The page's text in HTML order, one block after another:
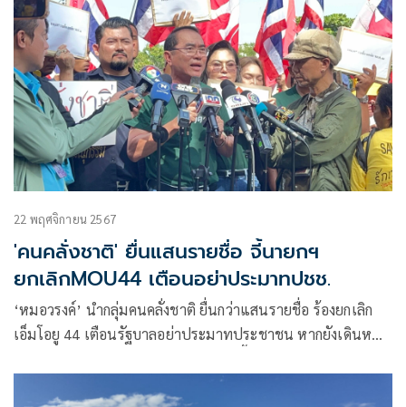
ใคร่ไปมาหาสู่กันไม่ได้
22 พฤศจิกายน 2567
'คนคลั่งชาติ' ยื่นแสนรายชื่อ จี้นายกฯ
ยกเลิกMOU44 เตือนอย่าประมาทปชช.
‘หมอวรงค์’ นำกลุ่มคนคลั่งชาติ ยื่นกว่าแสนรายชื่อ ร้องยกเลิก
เอ็มโอยู 44 เตือนรัฐบาลอย่าประมาทประชาชน หากยังเดินหน้า